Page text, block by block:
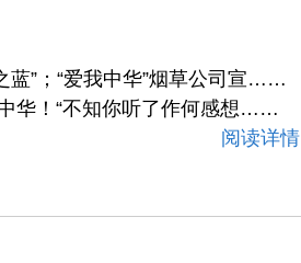
蓝”；“爱我中华”烟草公司宣……
华！“不知你听了作何感想……
阅读详情